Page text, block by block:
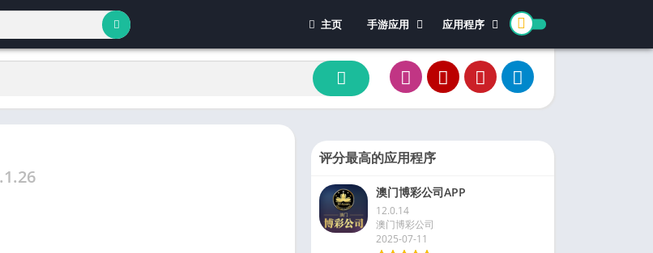
主页
手游应用
休闲游戏
冒险游戏
教育游戏
角色扮演
文字游戏
应用程序
体育
办公
评分最高的应用程序
澳门博彩公司APP
12.0.14
澳门博彩公司
2025-07-11